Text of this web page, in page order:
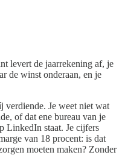
levert de jaarrekening af, je
de winst onderaan, en je
verdiende. Je weet niet wat
of dat ene bureau van je
LinkedIn staat. Je cijfers
van 18 procent: is dat
moeten maken? Zonder